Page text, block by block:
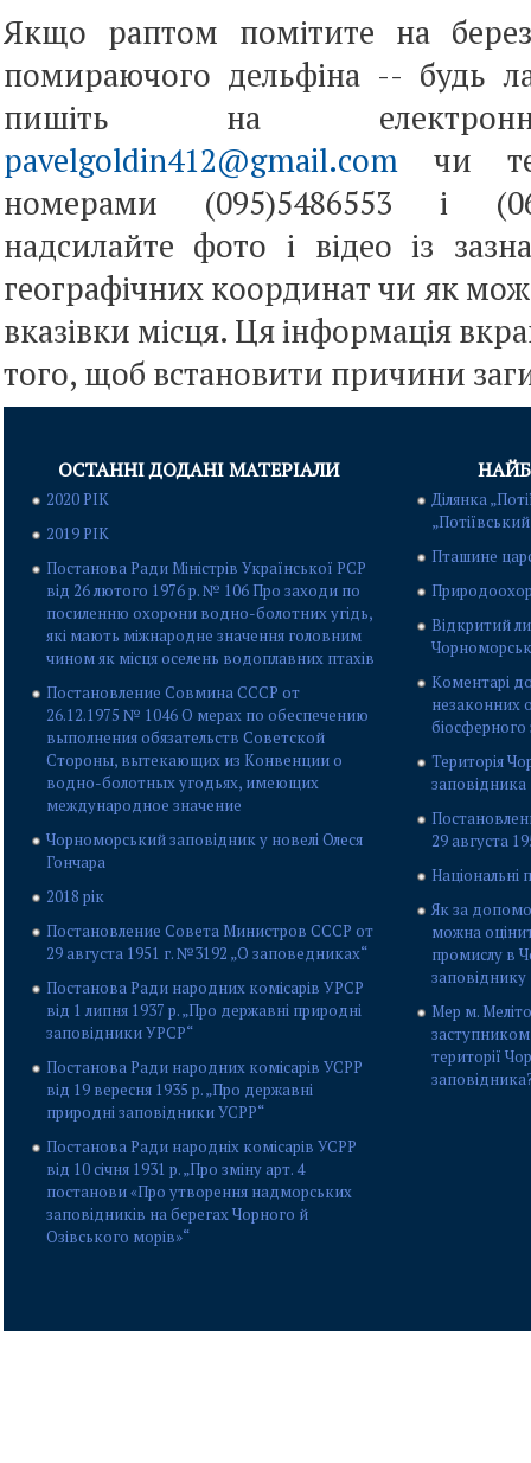
Якщо раптом помітите на
помираючого дельфіна -- будь
пишіть на
pavelgoldin412@gmail.comчи
номерами (095)5486553 і
надсилайте фото і відео із
географічних координат чи як
вказівки місця. Ця інформація
того, щоб встановити причини
ОСТАННІ ДОДАНІ МАТЕРІАЛИ
2020 РІК
2019 РІК
Постанова Ради Міністрів Української РСР
від 26 лютого 1976 р. № 106 Про заходи по
посиленню охорони водно-болотних угідь,
які мають міжнародне значення головним
чином як місця оселень водоплавних птахів
Постановление Совмина СССР от
26.12.1975 № 1046 О мерах по обеспечению
выполнения обязательств Советской
Стороны, вытекающих из Конвенции о
водно-болотных угодьях, имеющих
международное значение
Чорноморський заповідник у новелі Олеся
Гончара
2018 рік
Постановление Совета Министров СССР от
29 августа 1951 г. №3192 „О заповедниках“
Постанова Ради народних комісарів УРСР
від 1 липня 1937 р. „Про державні природні
заповідники УРСР“
Постанова Ради народних комісарів УСРР
від 19 вересня 1935 р. „Про державні
природні заповідники УСРР“
Постанова Ради народніх комісарів УСРР
від 10 січня 1931 р. „Про зміну арт. 4
постанови «Про утворення надморських
заповідників на берегах Чорного й
Озівського морів»“
Ділянка
Пташине
Відкритий
Коментарі
незаконних
Територія
заповідника
29 августа
Національні
Як за
можна
промислу в
заповіднику
Мер м.
території